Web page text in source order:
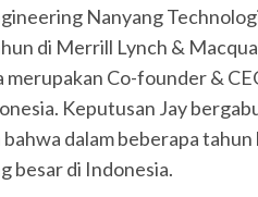
Nanyang
di Merrill Lynch &
merupakan Co-founder &
Keputusan Jay
dalam beberapa tahun
besar di Indonesia.